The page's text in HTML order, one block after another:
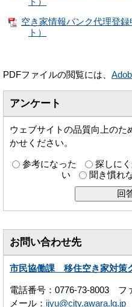
ト）
空き家情報バンク代理登
ト）
PDFファイルの閲覧には、
アンケート
ウェブサイトの品質向上のた
かせください。
参考になった 探しに
い
聞き慣れ
お問い合わせ先
市民協働課 移住空き家対策
電話番号：0776-73-8003 フ
メール： ijyu@city.awara.lg.jp